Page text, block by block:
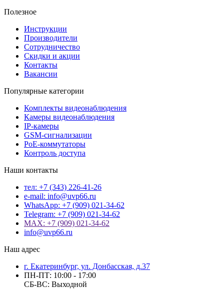
Полезное
Инструкции
Производители
Сотрудничество
Скидки и акции
Контакты
Вакансии
Популярные категории
Комплекты видеонаблюдения
Камеры видеонаблюдения
IP-камеры
GSM-сигнализации
PoE-коммутаторы
Контроль доступа
Наши контакты
тел: +7 (343) 226-41-26
e-mail: info@uvp66.ru
WhatsApp: +7 (909) 021-34-62
Telegram: +7 (909) 021-34-62
MAX: +7 (909) 021-34-62
info@uvp66.ru
Наш адрес
г. Екатеринбург, ул. Донбасская, д.37
ПН-ПТ: 10:00 - 17:00
СБ-ВС: Выходной